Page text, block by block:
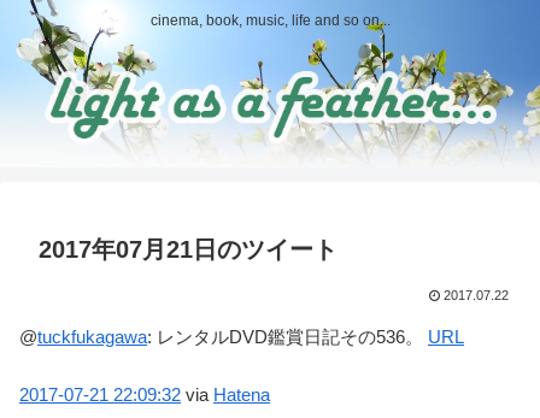
cinema, book, music, life and so on...
2017年07月21日のツイート
2017.07.22
@tuckfukagawa: レンタルDVD鑑賞日記その536。 URL
2017-07-21 22:09:32 via Hatena